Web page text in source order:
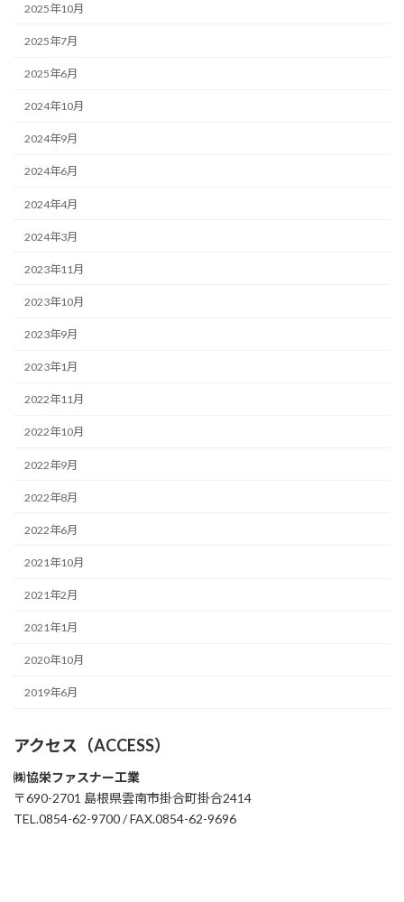
2025年10月
2025年7月
2025年6月
2024年10月
2024年9月
2024年6月
2024年4月
2024年3月
2023年11月
2023年10月
2023年9月
2023年1月
2022年11月
2022年10月
2022年9月
2022年8月
2022年6月
2021年10月
2021年2月
2021年1月
2020年10月
2019年6月
アクセス（ACCESS）
㈱協栄ファスナー工業
〒690-2701 島根県雲南市掛合町掛合2414
TEL.0854-62-9700 / FAX.0854-62-9696